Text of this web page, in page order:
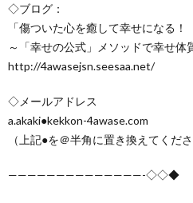
◇ブログ：
「傷ついた心を癒して幸せになる！
～「幸せの公式」メソッドで幸せ体
http://4awasejsn.seesaa.net/
◇メールアドレス
a.akaki●kekkon-4awase.com
（上記●を＠半角に置き換えてくださ
——————————————-◇◇◆